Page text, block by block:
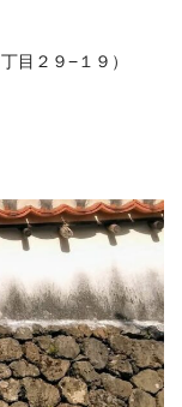
目２９−１９ ）